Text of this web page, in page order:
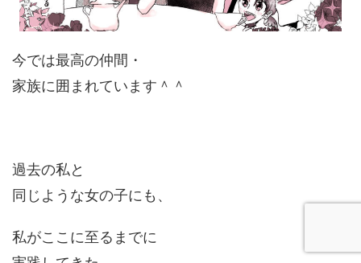
今では最高の仲間・
家族に囲まれています＾＾
過去の私と
同じような女の子にも、
私がここに至るまでに